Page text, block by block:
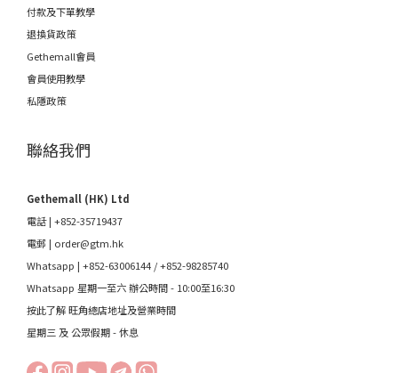
付款及下單教學
退換貨政策
Gethemall會員
會員使用教學
私隱政策
聯絡我們
Gethemall (HK) Ltd
電話 | +852-35719437
電郵 | order@gtm.hk
Whatsapp | +852-63006144 /+852-98285740
Whatsapp 星期一至六 辦公時間 - 10:00至16:30
按此了解 旺角總店地址及營業時間
星期三 及 公眾假期 - 休息